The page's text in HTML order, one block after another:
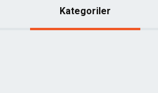
Kategoriler